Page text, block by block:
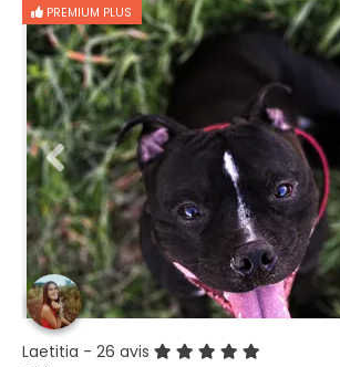
PREMIUM PLUS
Laetitia - 26 avis